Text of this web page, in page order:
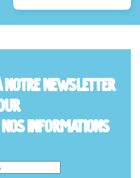
notre newsletter
informations